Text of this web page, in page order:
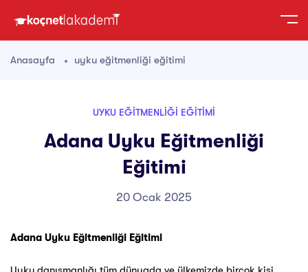
Anasayfa uyku eğitmenliği eğitimi
UYKU EĞITMENLIĞI EĞITIMI
Adana Uyku Eğitmenliği
Eğitimi
20 Ocak 2025
Adana Uyku Eğitmenliği Eğitimi